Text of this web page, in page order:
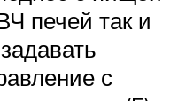
печей так и
с